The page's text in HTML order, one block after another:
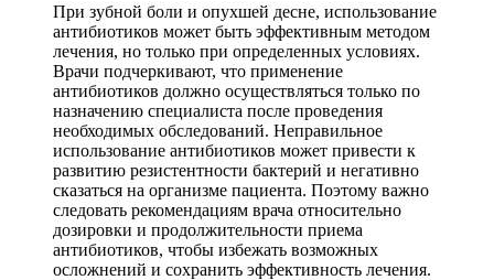
При зубной боли и опухшей десне, использование
антибиотиков может быть эффективным методом
лечения, но только при определенных условиях.
Врачи подчеркивают, что применение
антибиотиков должно осуществляться только по
назначению специалиста после проведения
необходимых обследований. Неправильное
использование антибиотиков может привести к
развитию резистентности бактерий и негативно
сказаться на организме пациента. Поэтому важно
следовать рекомендациям врача относительно
дозировки и продолжительности приема
антибиотиков, чтобы избежать возможных
осложнений и сохранить эффективность лечения.